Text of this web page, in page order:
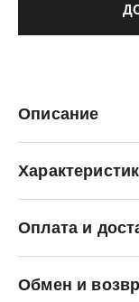
Описание
Оплата и
Обмен и